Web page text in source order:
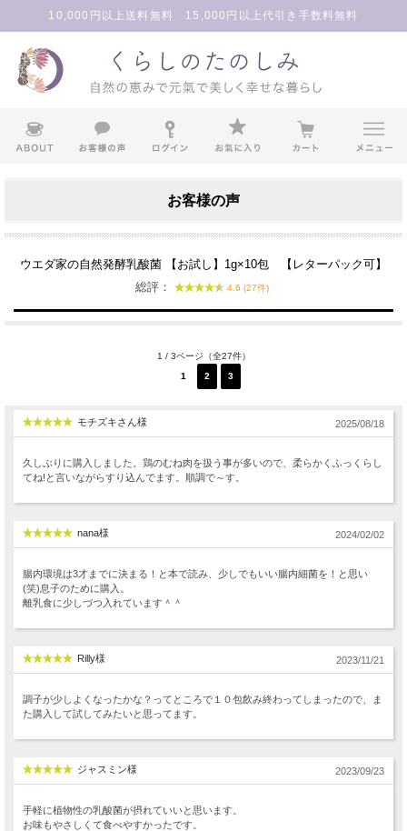
10,000円以上送料無料 15,000円以上代引き手数料無料
お客様の声
ウエダ家の自然発酵乳酸菌 【お試し】1g×10包 【レターパック可】
総評：
4.6 (27件)
1 / 3ページ（全27件）
1
2 3
モチズキさん様 2025/08/18
久しぶりに購入しました。鶏のむね肉を扱う事が多いので、柔らかくふっくらし
てね!と言いながらすり込んでます。順調で～す。
nana様 2024/02/02
腸内環境は3才までに決まる！と本で読み、少しでもいい腸内細菌を！と思い
(笑)息子のために購入。
離乳食に少しづつ入れています＾＾
Rilly様 2023/11/21
調子が少しよくなったかな？ってところで１０包飲み終わってしまったので、ま
た購入して試してみたいと思ってます。
ジャスミン様 2023/09/23
手軽に植物性の乳酸菌が摂れていいと思います。
お味もやさしくて食べやすかったです。